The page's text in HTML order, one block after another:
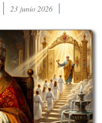
23 junio 2026